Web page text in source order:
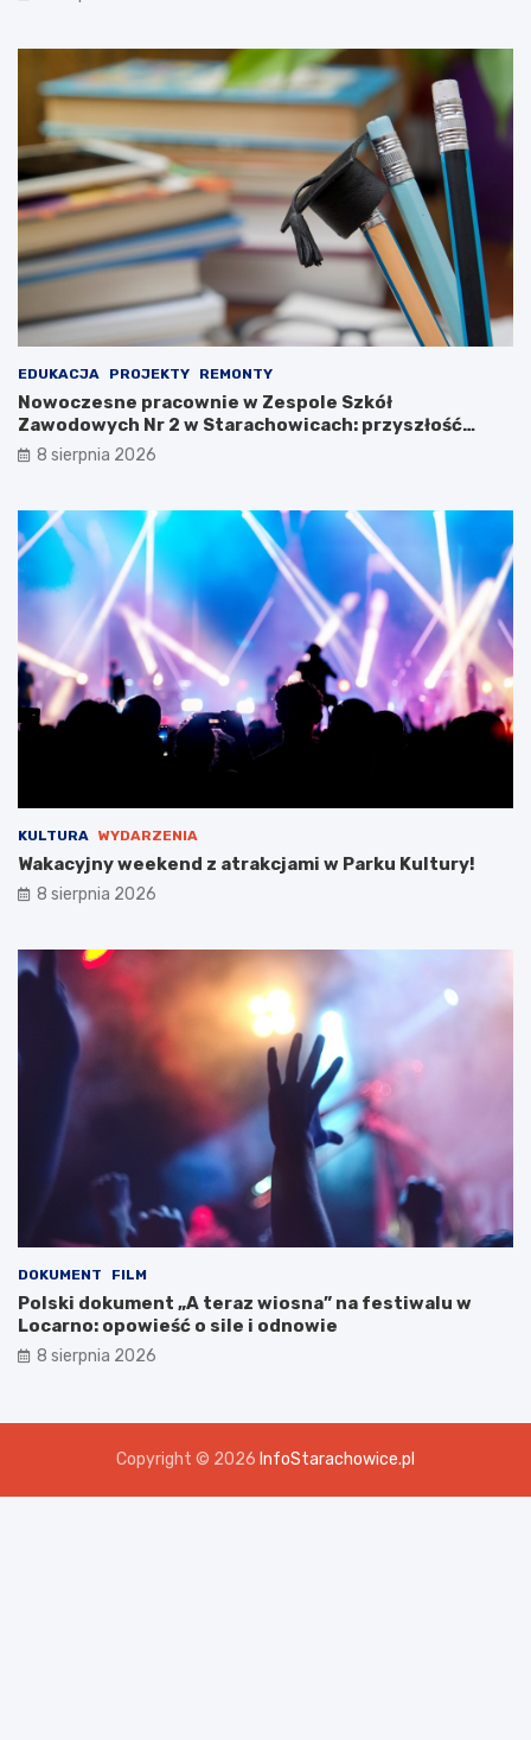
w
k
u
K
u
l
t
u
y
!
z
s
ł
u
o
b
r
o
n
e
g
o
n
a
w
t
a
w
i
!
EDUKACJA PROJEKTY REMONTY
Nowoczesne pracownie w Zespole Szkół
Zawodowych Nr 2 w Starachowicach: przyszłość
kształcenia zawodowego
8 sierpnia 2026
KULTURA WYDARZENIA
Wakacyjny weekend z atrakcjami w Parku Kultury!
8 sierpnia 2026
DOKUMENT FILM
Polski dokument „A teraz wiosna” na festiwalu w
Locarno: opowieść o sile i odnowie
8 sierpnia 2026
Copyright © 2026 InfoStarachowice.pl